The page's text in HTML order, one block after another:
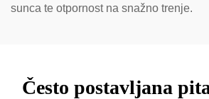
sunca te otpornost na snažno trenje.
Često postavljana